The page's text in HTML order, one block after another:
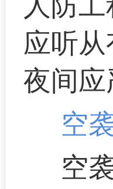
应听
夜间
空
空